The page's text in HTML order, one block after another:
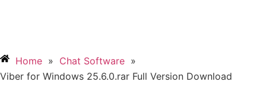
Home » Chat Software »
Viber for Windows 25.6.0.rar Full Version Download